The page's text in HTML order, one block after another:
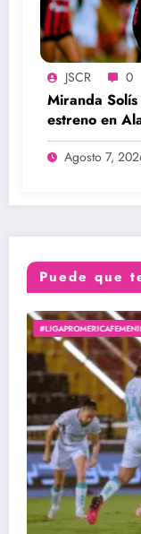
JSCR 0
Miranda
estreno en
Agosto 7,
Puede que